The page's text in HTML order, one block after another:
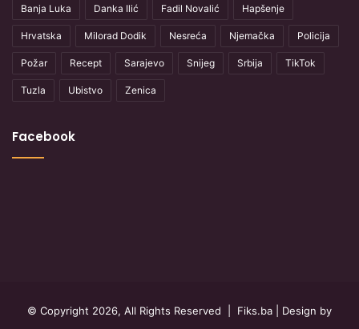
Banja Luka Danka Ilić Fadil Novalić Hapšenje
Hrvatska Milorad Dodik Nesreća Njemačka Policija
Požar Recept Sarajevo Snijeg Srbija TikTok
Tuzla Ubistvo Zenica
Facebook
© Copyright 2026, All Rights Reserved | Fiks.ba | Design by